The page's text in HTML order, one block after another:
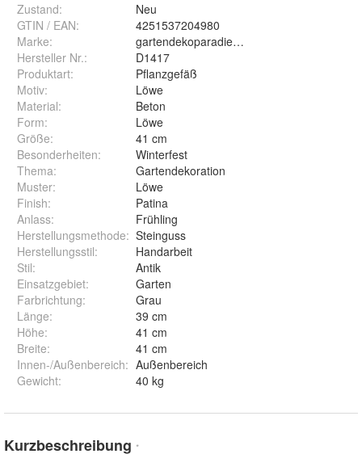
Zustand:
Neu
GTIN / EAN:
4251537204980
Marke:
gartendekoparadies.de
Hersteller Nr.:
D1417
Produktart:
Pflanzgefäß
Motiv:
Löwe
Material:
Beton
Form:
Löwe
Größe:
41 cm
Besonderheiten:
Winterfest
Thema:
Gartendekoration
Muster:
Löwe
Finish:
Patina
Anlass:
Frühling
Herstellungsmethode: Steinguss
Herstellungsstil:
Handarbeit
Stil:
Antik
Einsatzgebiet:
Garten
Farbrichtung:
Grau
Länge:
39 cm
Höhe:
41 cm
Breite:
41 cm
Innen-/Außenbereich: Außenbereich
Gewicht: 40 kg
Kurzbeschreibung *